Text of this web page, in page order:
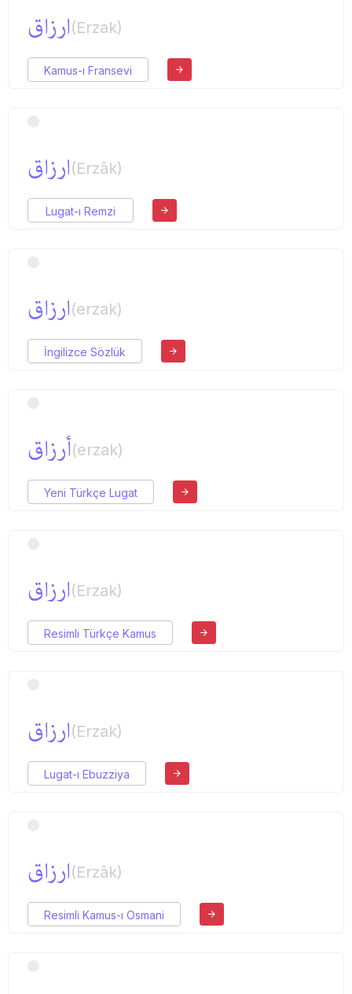
ارزاق(Erzak)
Kamus-ı Fransevi
ارزاق(Erzâk)
Lugat-ı Remzi
ارزاق(erzak)
İngilizce Sözlük
أرزاق(erzak)
Yeni Türkçe Lugat
ارزاق(Erzak)
Resimli Türkçe Kamus
ارزاق(Erzak)
Lugat-ı Ebuzziya
ارزاق(Erzâk)
Resimli Kamus-ı Osmani